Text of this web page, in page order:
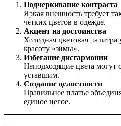
Подчеркивание контраста
Яркая внешность требует
четких цветов в одежде.
Акцент на достоинства
Холодная цветовая
красоту «зимы».
Избегание дисгармонии
Неподходящие цвета могут
уставшим.
Создание целостности
Правильное платье
единое целое.